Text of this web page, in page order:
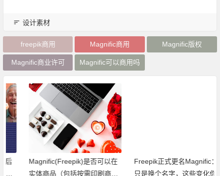
设计素材
freepik商用 Magnific商用 Magnific版权
Magnific商业许可 Magnific可以商用吗
Magnific(Freepik)是否可以在
实体商品（包括按需印刷商
Freepik正式更名Magnific：不
只是换个名字，这些变化你一